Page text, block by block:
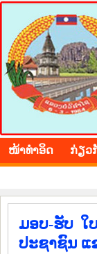
ໜ້າ​ທຳ​ອິດ ກ່ຽວ​
ມອບ-ຮັບ ໃ
ປະຊາຊົນ ແ